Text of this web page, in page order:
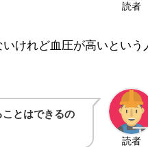
読者
けれど血圧が高いという
読者
とはできるの